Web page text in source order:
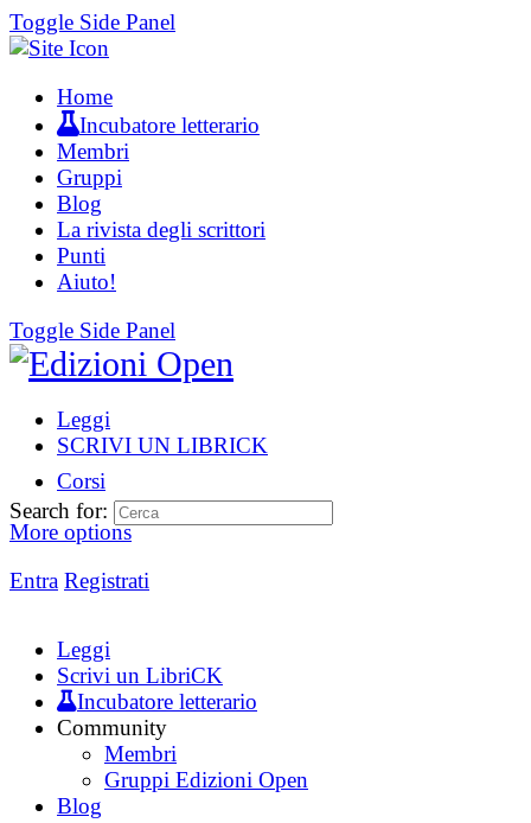
Toggle Side Panel
Home
Incubatore letterario
Membri
Gruppi
Blog
La rivista degli scrittori
Punti
Aiuto!
Toggle Side Panel
Leggi
SCRIVI UN LIBRICK
Corsi
More options
Entra Registrati
Search for:
Leggi
Scrivi un LibriCK
Incubatore letterario
Community
Membri
Gruppi Edizioni Open
Blog